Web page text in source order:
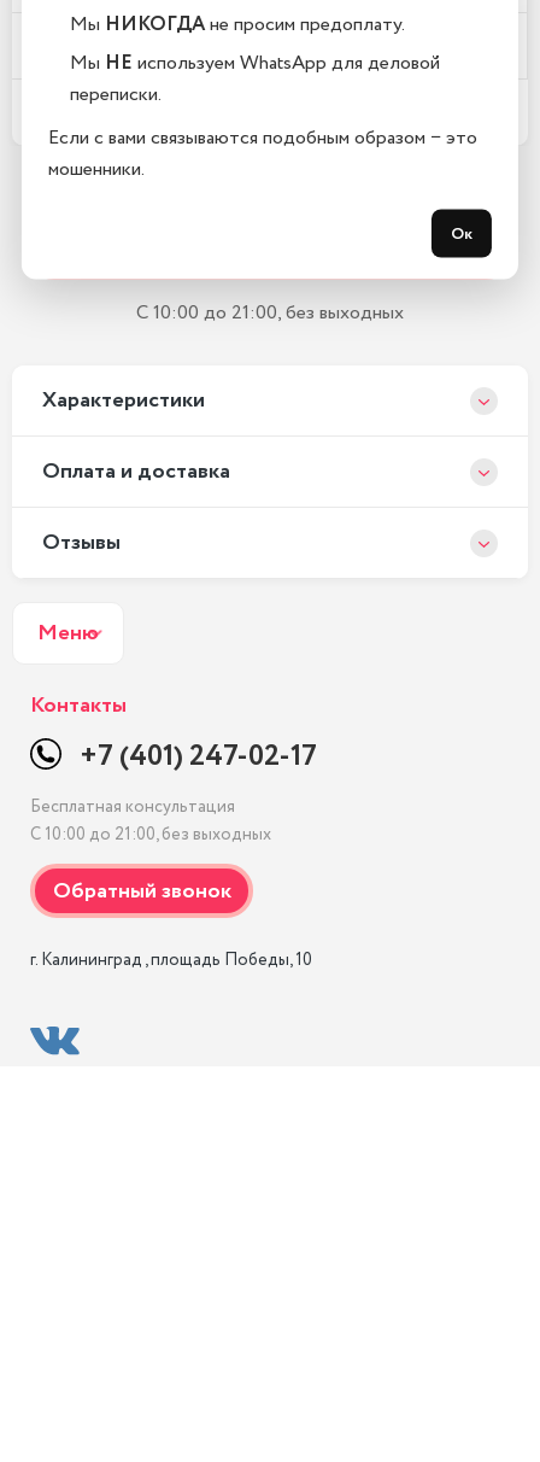
Какой срок гарантии?
С 10:00 до 21:00, без выходных
Xарактеристики
Оплата и доставка
Отзывы
Меню
Контакты
+7 (401) 247-02-17
Бесплатная консультация
С 10:00 до 21:00, без выходных
г. Калининград , площадь Победы, 10
Мы НИКОГДАне просим предоплату.
Мы НЕ используем WhatsApp для деловой
переписки.
Если с вами связываются подобным образом − это
мошенники.
Ок